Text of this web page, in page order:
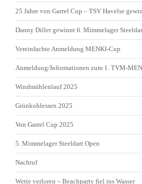
25 Jahre von Garrel Cup – TSV Havelse
Danny Diller gewinnt 6. Mimmelager
Vereinfachte Anmeldung MENKI-Cup
Anmeldung/Informationen zum 1. TVM-
Windmühlenlauf 2025
Grünkohlessen 2025
Von Garrel Cup 2025
5. Mimmelager Steeldart Open
Nachruf
Wette verloren – Beachparty fiel ins Wasser